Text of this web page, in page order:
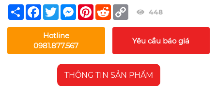
Share Facebook
TwitterMessengerPinterest
Reddit Copy
Link
448
Hotline
0981.877.567
Yêu cầu báo giá
THÔNG TIN SẢN PHẨM